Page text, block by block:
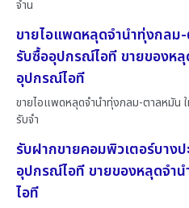
จำน
ขายไอแพดหลุดจำนำทุ่งกลม
รับซื้ออุปกรณ์ไอที ขายของห
อุปกรณ์ไอที
ขายไอแพดหลุดจำนำทุ่งกลม-ตาลหมัน
รับจำ
รับฝากขายคอมพิวเตอร์บาง
อุปกรณ์ไอที ขายของหลุดจำ
ไอที